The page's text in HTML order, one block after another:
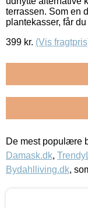
terrassen. Som en
plantekasser, får
399 kr. (Vis
De mest populære
Damask.dk,
Bydahlliving.dk,